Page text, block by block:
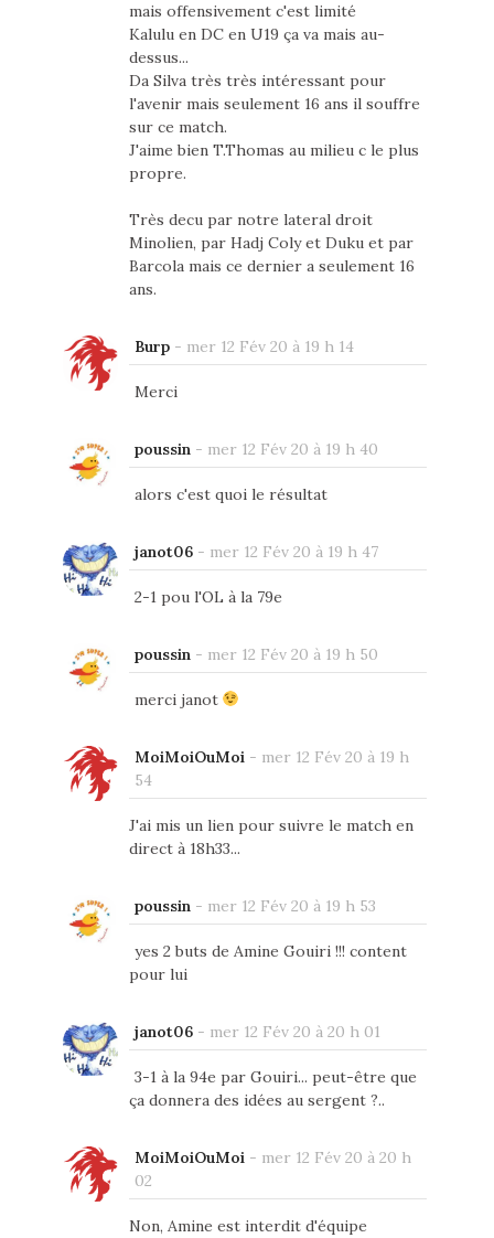
mais offensivement c'est limité
Kalulu en DC en U19 ça va mais au-
dessus...
Da Silva très très intéressant pour
l'avenir mais seulement 16 ans il souffre
sur ce match.
J'aime bien T.Thomas au milieu c le plus
propre.
Très decu par notre lateral droit
Minolien, par Hadj Coly et Duku et par
Barcola mais ce dernier a seulement 16
ans.
Burp- mer 12 Fév 20 à 19 h 14
Merci
poussin- mer 12 Fév 20 à 19 h 40
alors c'est quoi le résultat
janot06- mer 12 Fév 20 à 19 h 47
2-1 pou l'OL à la 79e
poussin- mer 12 Fév 20 à 19 h 50
merci janot
MoiMoiOuMoi- mer 12 Fév 20 à 19 h
54
J'ai mis un lien pour suivre le match en
direct à 18h33...
poussin- mer 12 Fév 20 à 19 h 53
yes 2 buts de Amine Gouiri !!! content
pour lui
janot06- mer 12 Fév 20 à 20 h 01
3-1 à la 94e par Gouiri... peut-être que
ça donnera des idées au sergent ?..
MoiMoiOuMoi- mer 12 Fév 20 à 20 h
02
Non, Amine est interdit d'équipe